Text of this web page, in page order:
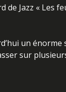
de Jazz « Les
un énorme
sur